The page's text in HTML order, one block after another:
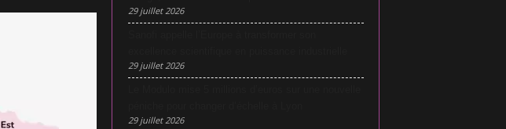
29 juillet 2026
29 juillet 2026
29 juillet 2026